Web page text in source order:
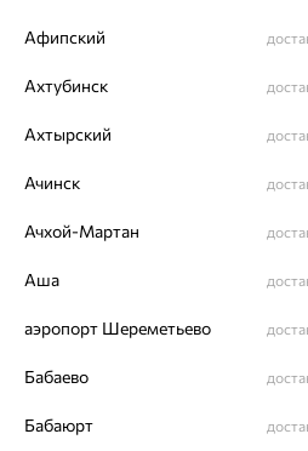
207 235₽ 108 367
Подписаться на
Каталог
Акции
Доставка
Покупателям
О нас
Афипский
Ахтубинск
Ахтырский
Ачинск
Ачхой-Мартан
Аша
аэропорт Шереметьево
Бабаево
Бабаюрт